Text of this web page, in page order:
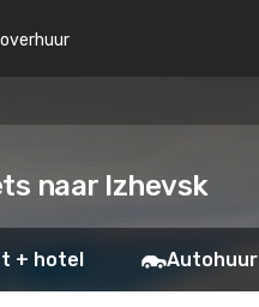
naar Izhevsk
+ hotel Autohuur